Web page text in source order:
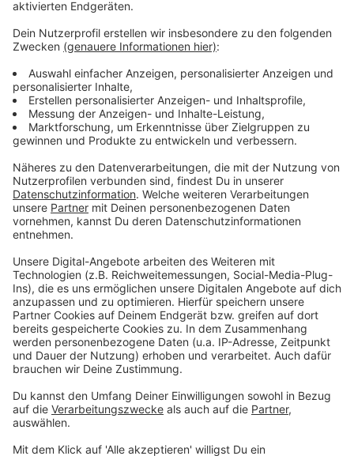
schweren Verletzungen erlegen. Am gleichen Tag
wurde der Tatverdächtige festgenommen. Es gibt
keine Hinweise darauf, dass er zum Tatzeitpunkt unter
Anzeige
Anzeige
Der tödliche Angriff beim Christopher-Street-Day in
Innenausschuss des Landtags. Die SPD-Fraktion hat
eine Aktuelle Viertelstunde beantragt. Sie will unter
anderem wissen, welche Erkenntnisse es über den
mutmaßlichen Täter und sein Motiv gibt. Zudem fragt
die Fraktion in ihrem Antrag: "Welche Maßnahmen
ergreift die Landesregierung zur Bekämpfung von
Anzeige